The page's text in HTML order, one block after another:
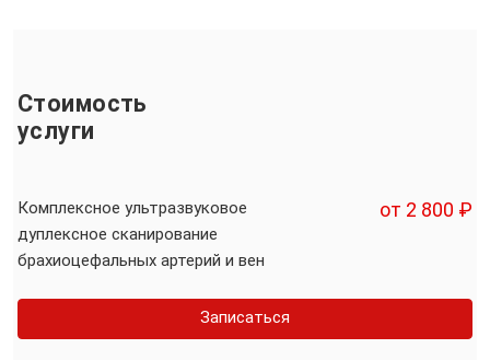
Стоимость
услуги
Комплексное ультразвуковое
дуплексное сканирование
брахиоцефальных артерий и вен
от 2 800 ₽
Записаться